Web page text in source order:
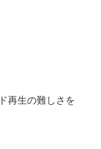
再生の難しさを